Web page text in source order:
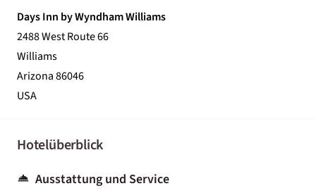
Days Inn by Wyndham Williams
2488 West Route 66
Williams
Arizona 86046
USA
Hotelüberblick
Ausstattung und Service